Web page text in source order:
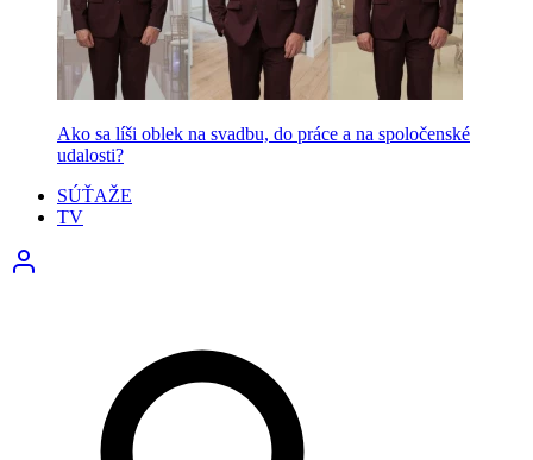
Ako sa líši oblek na svadbu, do práce a na spoločenské
udalosti?
SÚŤAŽE
TV